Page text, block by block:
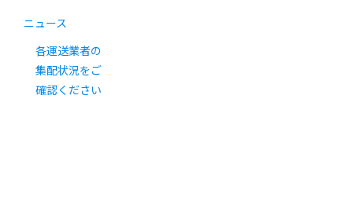
ニュース
各運送業者の
集配状況をご
確認ください